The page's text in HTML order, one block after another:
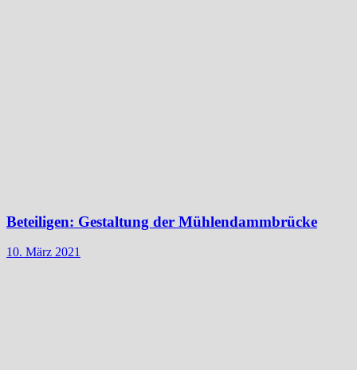
Beteiligen: Gestaltung der Mühlendammbrücke
10. März 2021